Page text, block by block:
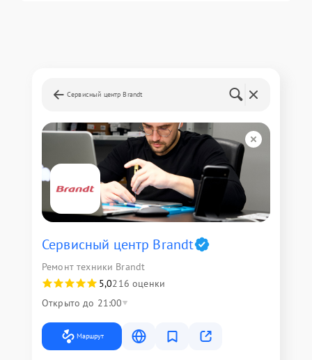
Сервисный центр Brandt
Сервисный центр Brandt
Ремонт техники Brandt
5,0216 оценки
Открыто до 21:00
Маршрут